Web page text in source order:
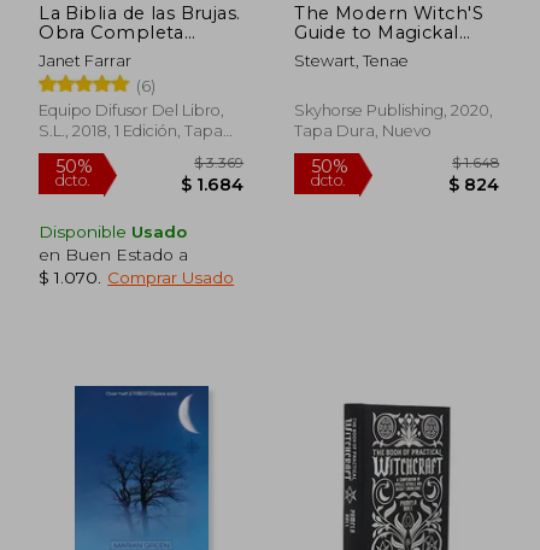
15%
dcto.
La Biblia de las Brujas.
Obra Completa
Rústica: Manual
Completo Para la
Práctica de la Brujería
Janet Farrar
(6)
Equipo Difusor Del Libro,
S.L., 2018, 1 Edición, Tapa
Blanda, Nuevo
Disponible Usado
en Buen Estado a
$ 1.070
Comprar Usado
The Modern Witch'S
Guide to Magickal
Self-Care: 36
Sustainable Rituals
Mind, Body, and
Intuition (en Inglés)
Stewart, Tenae
Skyhorse Publishing, 2020,
Tapa Dura, Nuevo